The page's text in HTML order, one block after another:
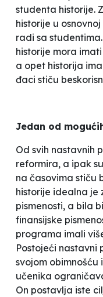
studenta historije.
historije u
radi sa
historije mora
a opet historija
đaci stiču
Jedan od
Od svih nastavnih
reformira, a ipak
na časovima stiču
historije idealna je
pismenosti, a bila
finansijske
programa imali
Postojeći nastavni
svojom obimnošću
učenika
On postavlja iste